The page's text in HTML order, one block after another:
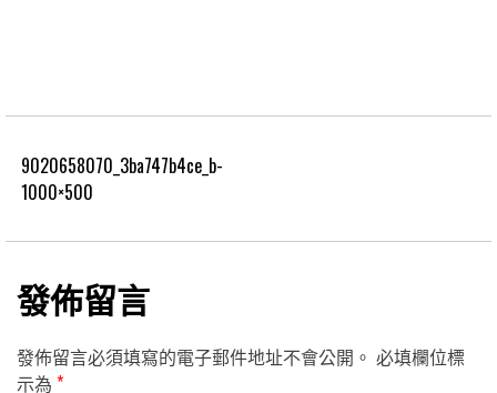
9020658070_3ba747b4ce_b-
1000×500
發佈留言
發佈留言必須填寫的電子郵件地址不會公開。 必填欄位標
示為 *